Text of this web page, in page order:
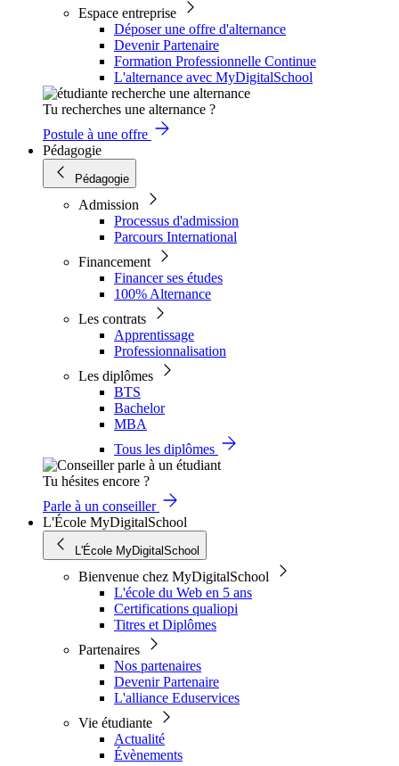
Espace entreprise
Déposer une offre d'alternance
Devenir Partenaire
Formation Professionnelle Continue
L'alternance avec MyDigitalSchool
Tu recherches une alternance ?
Postule à une offre
Pédagogie
Pédagogie
Admission
Processus d'admission
Parcours International
Financement
Financer ses études
100% Alternance
Les contrats
Apprentissage
Professionnalisation
Les diplômes
BTS
Bachelor
MBA
Tous les diplômes
Tu hésites encore ?
Parle à un conseiller
L'École MyDigitalSchool
L'École MyDigitalSchool
Bienvenue chez MyDigitalSchool
L'école du Web en 5 ans
Certifications qualiopi
Titres et Diplômes
Partenaires
Nos partenaires
Devenir Partenaire
L'alliance Eduservices
Vie étudiante
Actualité
Évènements